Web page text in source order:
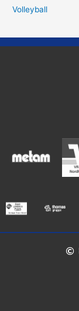
Volleyball